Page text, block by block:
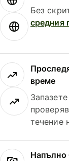
Без
средния
време
течение
Напълно